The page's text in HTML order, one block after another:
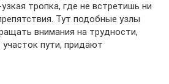
тропка, где не встретишь ни
Тут подобные узлы
внимания на трудности,
пути, придают